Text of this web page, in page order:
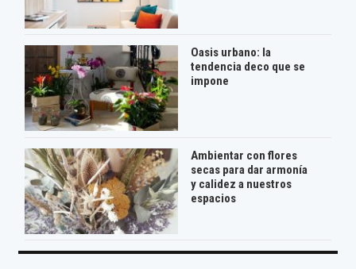
Oasis urbano: la
tendencia deco que se
impone
Ambientar con flores
secas para dar armonía
y calidez a nuestros
espacios